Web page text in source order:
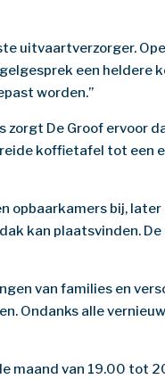
uitvaartverzorger.
een heldere
worden.”
De Groof ervoor
koffietafel tot een
opbaarkamers bij,
kan plaatsvinden.
van families en
Ondanks alle
maand van 19.00 tot